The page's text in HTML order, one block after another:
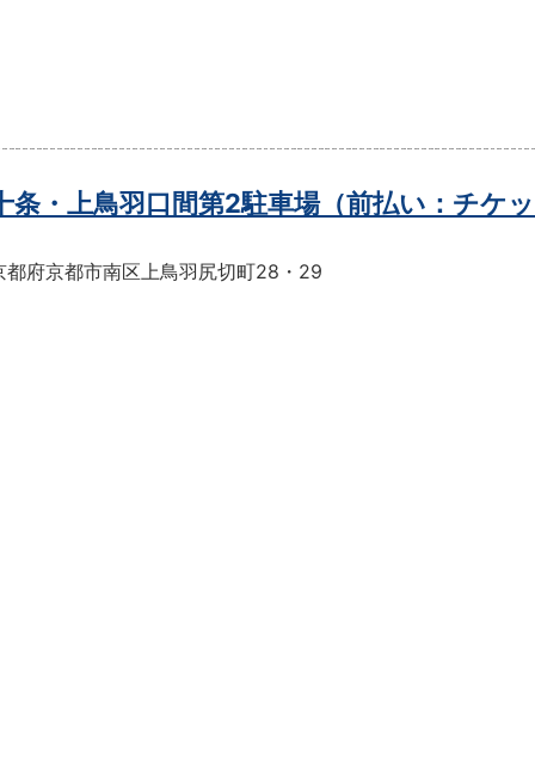
条・上鳥羽口間第2駐車場（前払い：チケ
都府京都市南区上鳥羽尻切町28・29